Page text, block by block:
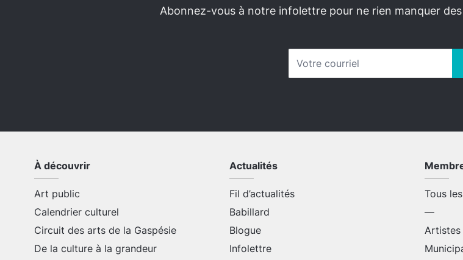
Abonnez-vous à notre infolettre pour ne rien manquer
À découvrir
Art public
Calendrier culturel
Circuit des arts de la Gaspésie
De la culture à la grandeur
Actualités
Fil d’actualités
Babillard
Blogue
Infolettre
Tous
—
Artistes